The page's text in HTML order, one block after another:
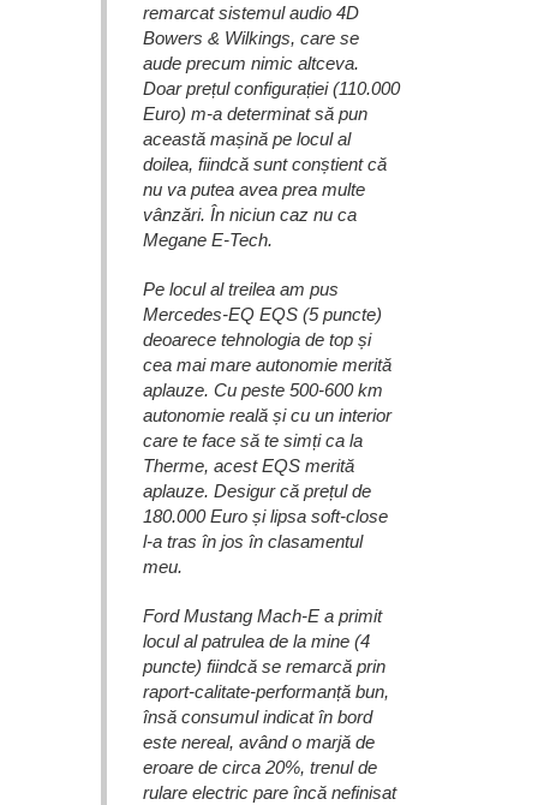
remarcat sistemul audio 4D
Bowers & Wilkings, care se
aude precum nimic altceva.
Doar prețul configurației (110.000
Euro) m-a determinat să pun
această mașină pe locul al
doilea, fiindcă sunt conștient că
nu va putea avea prea multe
vânzări. În niciun caz nu ca
Megane E-Tech.
Pe locul al treilea am pus
Mercedes-EQ EQS (5 puncte)
deoarece tehnologia de top și
cea mai mare autonomie merită
aplauze. Cu peste 500-600 km
autonomie reală și cu un interior
care te face să te simți ca la
Therme, acest EQS merită
aplauze. Desigur că prețul de
180.000 Euro și lipsa soft-close
l-a tras în jos în clasamentul
meu.
Ford Mustang Mach-E a primit
locul al patrulea de la mine (4
puncte) fiindcă se remarcă prin
raport-calitate-performanță bun,
însă consumul indicat în bord
este nereal, având o marjă de
eroare de circa 20%, trenul de
rulare electric pare încă nefinisat